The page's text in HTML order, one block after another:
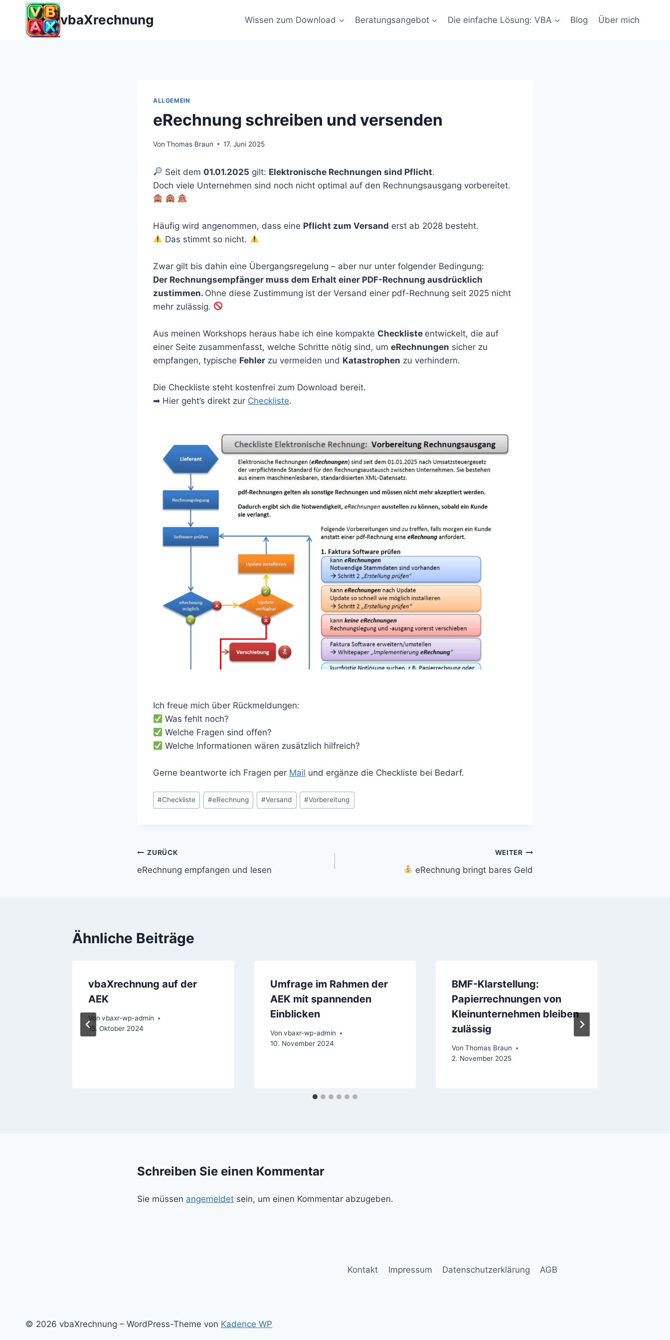
springen
vbaXrechnung Wissen zum Download Beratungsangebot Die einfache Lösung: VBA Blog Über mich
ALLGEMEIN
eRechnung schreiben und versenden
Von Thomas Braun 17. Juni 2025
Seit dem 01.01.2025 gilt: Elektronische Rechnungen sind Pflicht.
Doch viele Unternehmen sind noch nicht optimal auf den Rechnungsausgang vorbereitet.
Häufig wird angenommen, dass eine Pflicht zum Versand erst ab 2028 besteht.
Das stimmt so nicht.
Zwar gilt bis dahin eine Übergangsregelung – aber nur unter folgender Bedingung:
Der Rechnungsempfänger muss dem Erhalt einer PDF-Rechnung ausdrücklich
zustimmen. Ohne diese Zustimmung ist der Versand einer pdf-Rechnung seit 2025 nicht
mehr zulässig.
Aus meinen Workshops heraus habe ich eine kompakte Checkliste entwickelt, die auf
einer Seite zusammenfasst, welche Schritte nötig sind, um eRechnungen sicher zu
empfangen, typische Fehler zu vermeiden und Katastrophen zu verhindern.
Die Checkliste steht kostenfrei zum Download bereit.
➡ Hier geht’s direkt zur Checkliste.
Ich freue mich über Rückmeldungen:
Was fehlt noch?
Welche Fragen sind offen?
Welche Informationen wären zusätzlich hilfreich?
Gerne beantworte ich Fragen per Mail und ergänze die Checkliste bei Bedarf.
Beitrags-
Schlagwörter:
#Checkliste #eRechnung #Versand #Vorbereitung
Beitragsnavigation
ZURÜCK
eRechnung empfangen und lesen
WEITER
eRechnung bringt bares Geld
Ähnliche Beiträge
vbaXrechnung auf der
AEK
Von vbaxr-wp-admin
15. Oktober 2024
Umfrage im Rahmen der
AEK mit spannenden
Einblicken
Von vbaxr-wp-admin
10. November 2024
BMF-Klarstellung:
Papierrechnungen von
Kleinunternehmen bleiben
zulässig
Von Thomas Braun
2. November 2025
Schreiben Sie einen Kommentar
Sie müssen angemeldet sein, um einen Kommentar abzugeben.
Kontakt Impressum Datenschutzerklärung AGB
© 2026 vbaXrechnung – WordPress-Theme von Kadence WP